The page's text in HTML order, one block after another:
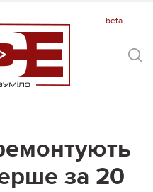
за 20